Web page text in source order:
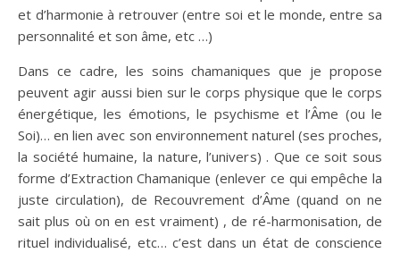
et d’harmonie à retrouver (entre soi et le monde, entre sa
personnalité et son âme, etc …)
Dans ce cadre, les soins chamaniques que je propose
peuvent agir aussi bien sur le corps physique que le corps
énergétique, les émotions, le psychisme et l’Âme (ou le
Soi)… en lien avec son environnement naturel (ses proches,
la société humaine, la nature, l’univers) . Que ce soit sous
forme d’Extraction Chamanique (enlever ce qui empêche la
juste circulation), de Recouvrement d’Âme (quand on ne
sait plus où on en est vraiment) , de ré-harmonisation, de
rituel individualisé, etc… c’est dans un état de conscience